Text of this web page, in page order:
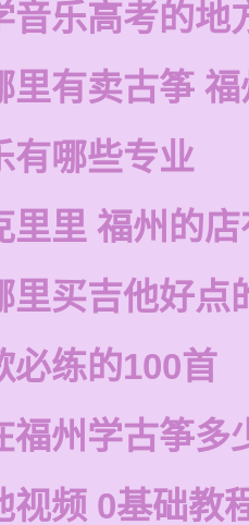
音乐高考的地
里有卖古筝
有哪些专业
里里 福州的
里买吉他好点
必练的100首
福州学古筝多
视频 0基础教